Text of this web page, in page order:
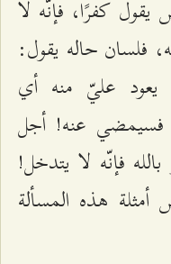
كفرًا، فإنّه لا
فلسان حاله يقول:
يعود عليّ منه أي
فسيمضي عنه! أجل
فإنّه لا يتدخل!
هذه المسألة